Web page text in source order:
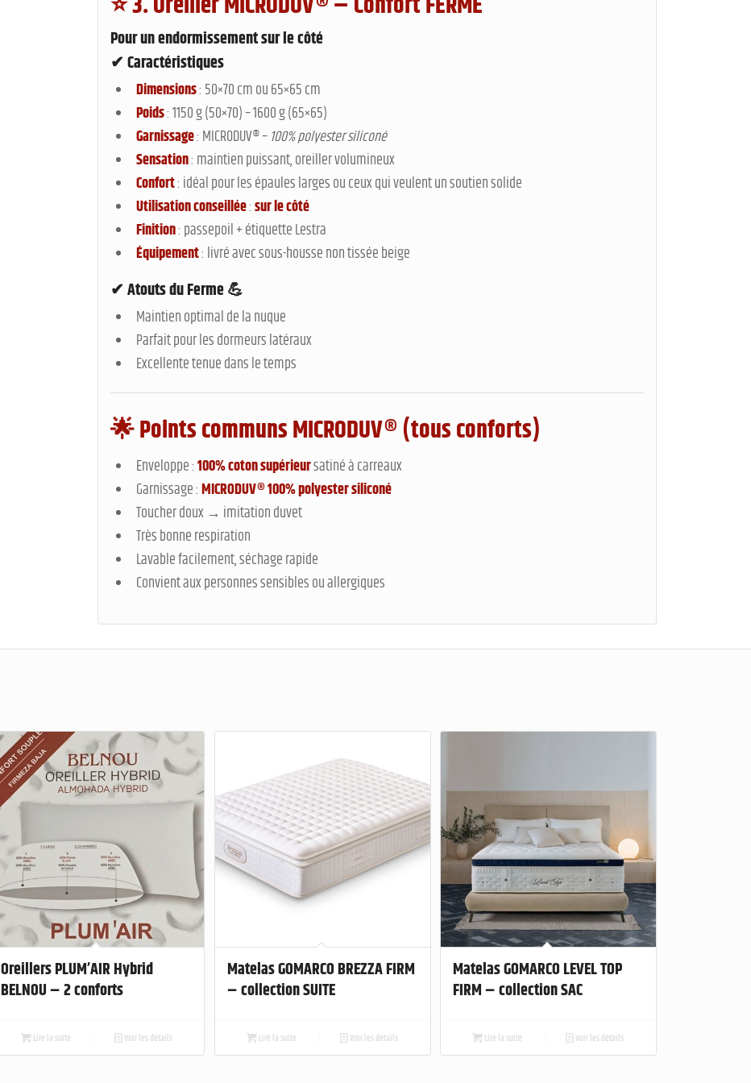
Pour unendormissement sur le côté
✔ Caractéristiques
Dimensions: 50×70 cm ou 65×65 cm
Poids: 1150 g (50×70) – 1600 g (65×65)
Garnissage: MICRODUV® –100% polyester siliconé
Sensation: maintien puissant, oreiller volumineux
Confort: idéal pour les épaules larges ou ceux qui veulent un soutien solide
Utilisation conseillée:sur le côté
Finition: passepoil + étiquette Lestra
Équipement: livré avec sous-housse non tissée beige
✔ Atouts du Ferme 💪
Maintien optimal de la nuque
Parfait pour les dormeurs latéraux
Excellente tenue dans le temps
🌟Points communs MICRODUV® (tous conforts)
Enveloppe :100% coton supérieursatiné à carreaux
Garnissage :MICRODUV® 100% polyester siliconé
Toucher doux → imitation duvet
Très bonne respiration
Lavable facilement, séchage rapide
Convient aux personnes sensibles ou allergiques
Oreillers PLUM’AIR Hybrid
BELNOU – 2 conforts
Lire la suite Voir les détails
Matelas GOMARCO BREZZA FIRM
– collection SUITE
Lire la suite Voir les détails
Matelas GOMARCO LEVEL TOP
FIRM – collection SAC
Lire la suite Voir les détails